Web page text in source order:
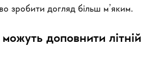
зробити догляд більш м’яким.
доповнити літній